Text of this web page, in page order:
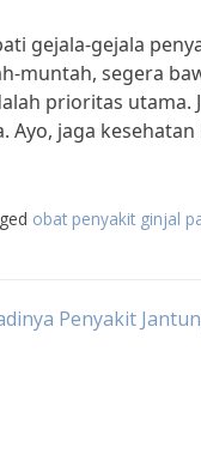
gejala-gejala
muntah, segera
prioritas utama.
Ayo, jaga
obat penyakit ginjal
Penyakit